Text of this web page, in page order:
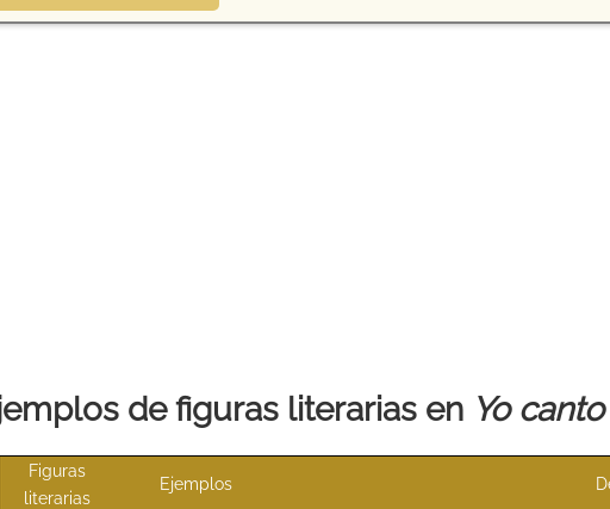
de figuras literarias en Yo
Figuras
literarias
Ejemplos